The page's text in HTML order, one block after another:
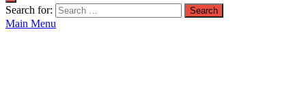
Search for:
Main Menu